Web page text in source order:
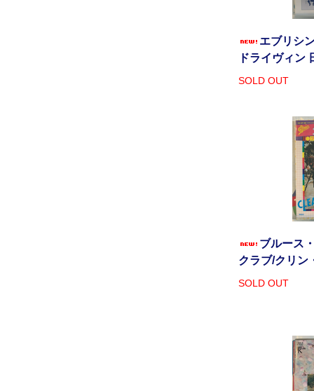
エブリシ
ドライヴィン
SOLD OUT
ブルース
クラブ/クリン
SOLD OUT